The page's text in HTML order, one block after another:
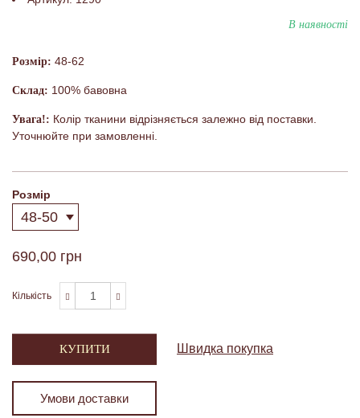
В наявності
Розмір: 48-62
Склад: 100% бавовна
Увага!: Колір тканини відрізняється залежно від поставки.
Уточнюйте при замовленні.
Розмір
690,00 грн
Кількість
КУПИТИ Швидка покупка
Умови доставки